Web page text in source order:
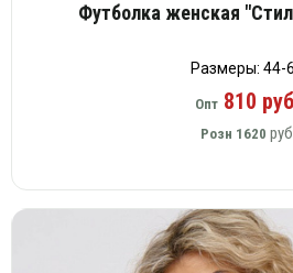
Футболка женская
Размеры: 44-
Опт810
Розн 1620 руб